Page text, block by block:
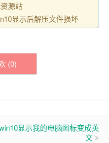
源站
显示后解压文件损坏
(0)
显示我的电脑图标变成英
文